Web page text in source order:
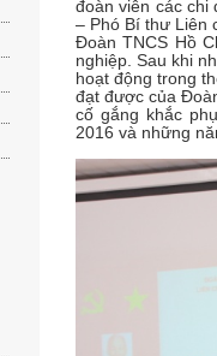
đoàn viên các chi
– Phó Bí thư Liên
Đoàn TNCS Hồ
nghiệp. Sau khi
hoạt động trong
đạt được của
cố gắng khắc
2016 và những